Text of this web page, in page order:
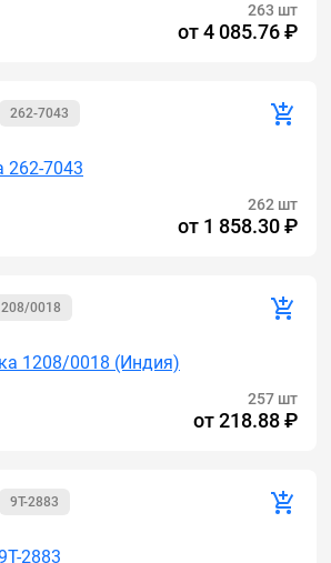
263 шт
от4 085.76 ₽
262-7043
262-7043
262 шт
от 1 858.30 ₽
0018
1208/0018 (Индия)
257 шт
от218.88 ₽
9T-2883
2883